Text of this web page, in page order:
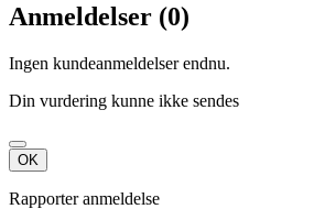
Anmeldelser (0)
Ingen kundeanmeldelser endnu.
Din vurdering kunne ikke sendes
OK
Rapporter anmeldelse